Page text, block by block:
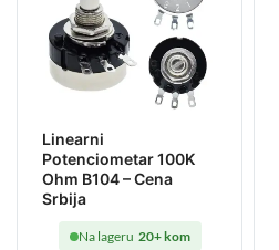
Linearni
Potenciometar 100K
Ohm B104 – Cena
Srbija
Na lageru 20+ kom